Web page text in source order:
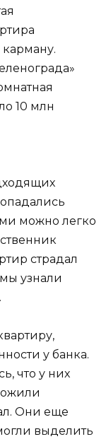
10 млн
можно легко
страдал
узнали
у банка.
что у них
Они еще
выделить